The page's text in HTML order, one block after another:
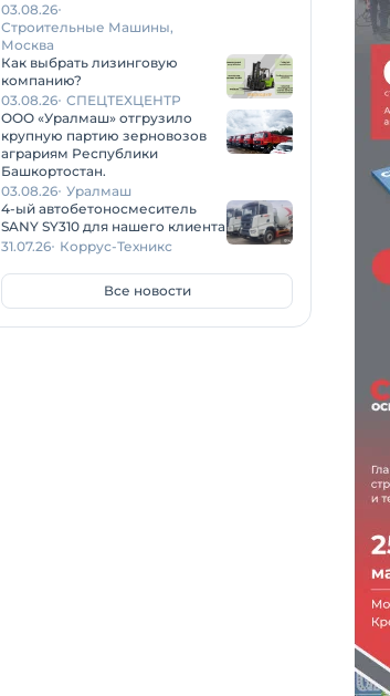
03.08.26
Строительные Машины,
Москва
Как выбрать лизинговую
компанию?
03.08.26 СПЕЦТЕХЦЕНТР
ООО «Уралмаш» отгрузило
крупную партию зерновозов
аграриям Республики
Башкортостан.
03.08.26 Уралмаш
4-ый автобетоносмеситель
SANY SY310 для нашего клиента
31.07.26 Коррус-Техникс
Все новости